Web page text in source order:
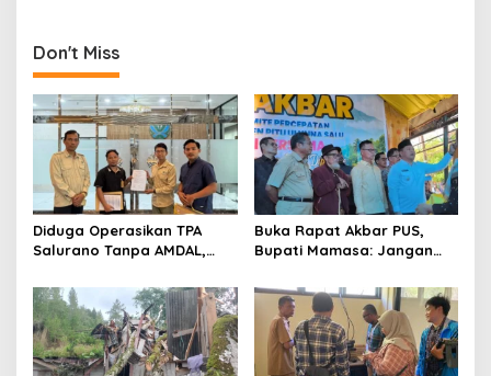
Don't Miss
Diduga Operasikan TPA
Salurano Tanpa AMDAL,
Dilaporkan ke Dua
Kementerian
Buka Rapat Akbar PUS,
Bupati Mamasa: Jangan
Pemekaran